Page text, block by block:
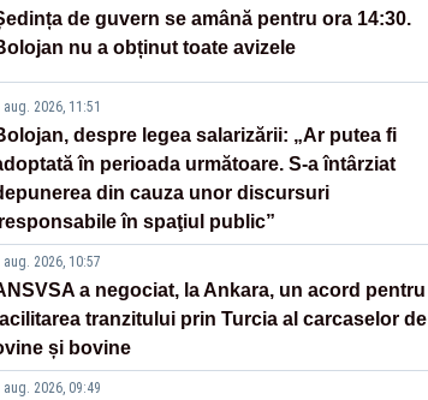
de guvern se amână pentru ora 14:30.
nu a obținut toate avizele
aug. 2026, 11:51
despre legea salarizării: „Ar putea fi
în perioada următoare. S-a întârziat
din cauza unor discursuri
în spaţiul public”
aug. 2026, 10:57
a negociat, la Ankara, un acord pentru
tranzitului prin Turcia al carcaselor de
și bovine
aug. 2026, 09:49